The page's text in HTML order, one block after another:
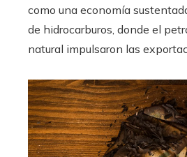
como una economía
de hidrocarburos, donde el
natural impulsaron las